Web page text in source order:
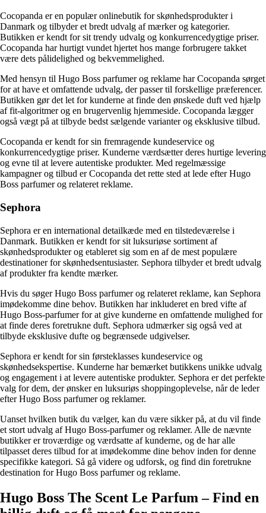
Cocopanda er en populær onlinebutik for skønhedsprodukter i
Danmark og tilbyder et bredt udvalg af mærker og kategorier.
Butikken er kendt for sit trendy udvalg og konkurrencedygtige priser.
Cocopanda har hurtigt vundet hjertet hos mange forbrugere takket
være dets pålidelighed og bekvemmelighed.
Med hensyn til Hugo Boss parfumer og reklame har Cocopanda sørget
for at have et omfattende udvalg, der passer til forskellige præferencer.
Butikken gør det let for kunderne at finde den ønskede duft ved hjælp
af fit-algoritmer og en brugervenlig hjemmeside. Cocopanda lægger
også vægt på at tilbyde bedst sælgende varianter og eksklusive tilbud.
Cocopanda er kendt for sin fremragende kundeservice og
konkurrencedygtige priser. Kunderne værdsætter deres hurtige levering
og evne til at levere autentiske produkter. Med regelmæssige
kampagner og tilbud er Cocopanda det rette sted at lede efter Hugo
Boss parfumer og relateret reklame.
Sephora
Sephora er en international detailkæde med en tilstedeværelse i
Danmark. Butikken er kendt for sit luksuriøse sortiment af
skønhedsprodukter og etableret sig som en af de mest populære
destinationer for skønhedsentusiaster. Sephora tilbyder et bredt udvalg
af produkter fra kendte mærker.
Hvis du søger Hugo Boss parfumer og relateret reklame, kan Sephora
imødekomme dine behov. Butikken har inkluderet en bred vifte af
Hugo Boss-parfumer for at give kunderne en omfattende mulighed for
at finde deres foretrukne duft. Sephora udmærker sig også ved at
tilbyde eksklusive dufte og begrænsede udgivelser.
Sephora er kendt for sin førsteklasses kundeservice og
skønhedsekspertise. Kunderne har bemærket butikkens unikke udvalg
og engagement i at levere autentiske produkter. Sephora er det perfekte
valg for dem, der ønsker en luksuriøs shoppingoplevelse, når de leder
efter Hugo Boss parfumer og reklamer.
Uanset hvilken butik du vælger, kan du være sikker på, at du vil finde
et stort udvalg af Hugo Boss-parfumer og reklamer. Alle de nævnte
butikker er troværdige og værdsatte af kunderne, og de har alle
tilpasset deres tilbud for at imødekomme dine behov inden for denne
specifikke kategori. Så gå videre og udforsk, og find din foretrukne
destination for Hugo Boss parfumer og reklame.
Hugo Boss The Scent Le Parfum – Find en